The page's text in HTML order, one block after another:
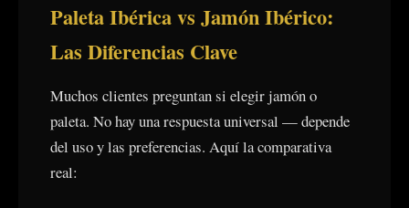
Paleta Ibérica vs Jamón Ibérico:
Las Diferencias Clave
Muchos clientes preguntan si elegir jamón o
paleta. No hay una respuesta universal — depende
del uso y las preferencias. Aquí la comparativa
real: